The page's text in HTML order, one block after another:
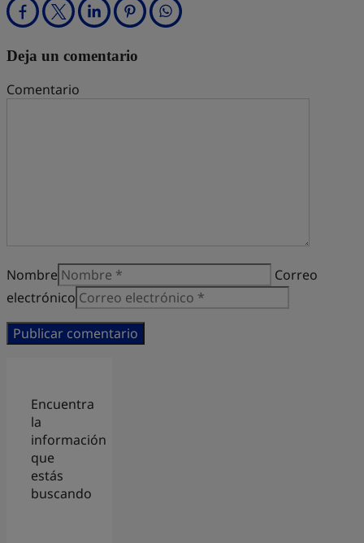
Deja un comentario
Comentario
Nombre
Correo
electrónico
Encuentra
la
información
que
estás
buscando